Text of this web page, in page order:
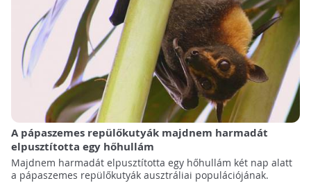
A pápaszemes repülőkutyák majdnem harmadát
elpusztította egy hőhullám
Majdnem harmadát elpusztította egy hőhullám két nap alatt
a pápaszemes repülőkutyák ausztráliai populációjának.